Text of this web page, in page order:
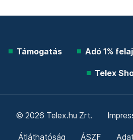
Támogatás Adó 1%
Telex
© 2026 Telex.hu Zrt.
Átláthatóság ÁSZF